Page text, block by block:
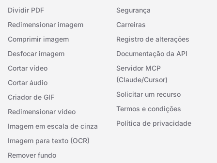
Dividir PDF
Redimensionar imagem
Comprimir imagem
Desfocar imagem
Cortar vídeo
Cortar áudio
Criador de GIF
Redimensionar vídeo
Imagem em escala de cinza
Imagem para texto (OCR)
Remover fundo
Segurança
Carreiras
Registro de alterações
Documentação da API
Servidor MCP
(Claude/Cursor)
Solicitar um recurso
Termos e condições
Política de privacidade